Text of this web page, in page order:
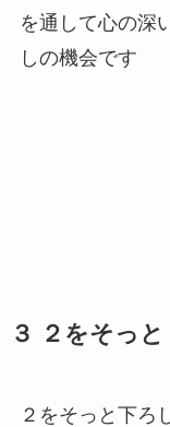
を通して心の深
しの機会です
３ ２をそっ
２をそっと下ろ